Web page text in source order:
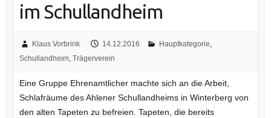
im Schullandheim
Klaus Vorbrink 14.12.2016 Hauptkategorie,
Schullandheim, Trägerverein
Eine Gruppe Ehrenamtlicher machte sich an die Arbeit,
Schlafräume des Ahlener Schullandheims in Winterberg von
den alten Tapeten zu befreien. Tapeten, die bereits